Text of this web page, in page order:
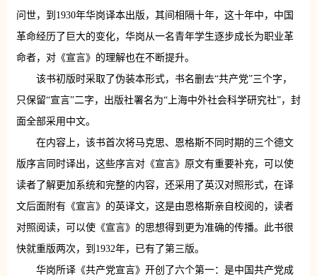
问世，到1930年华岗译本出版，其间相隔十年，这十年中，中国
革命经历了巨大的变化，华岗从一名青年学生逐步成长为职业革
命者，对《宣言》的理解也在不断提升。
该书初版时采取了伪装本形式，书名删去“共产党”三个字，
只保留“宣言”二字，出版社署名为“上海中外社会科学研究社”，封
面全部采用中文。
在内容上，该书首次将马克思、恩格斯不同时期的三个德文
版序言同时译出，这些序言对《宣言》原文有重要补充，可以使
读者了解更加系统和完整的内容，还采用了英汉对照形式，在译
文后面附有《宣言》的英译文，这是由恩格斯亲自校阅的，读者
对照阅读，可以使《宣言》的思想得到更为准确的传播。此书很
快就重版两次，到1932年，已有了第三版。
华岗所译《共产党宣言》开创了六个第一：是中国共产党成